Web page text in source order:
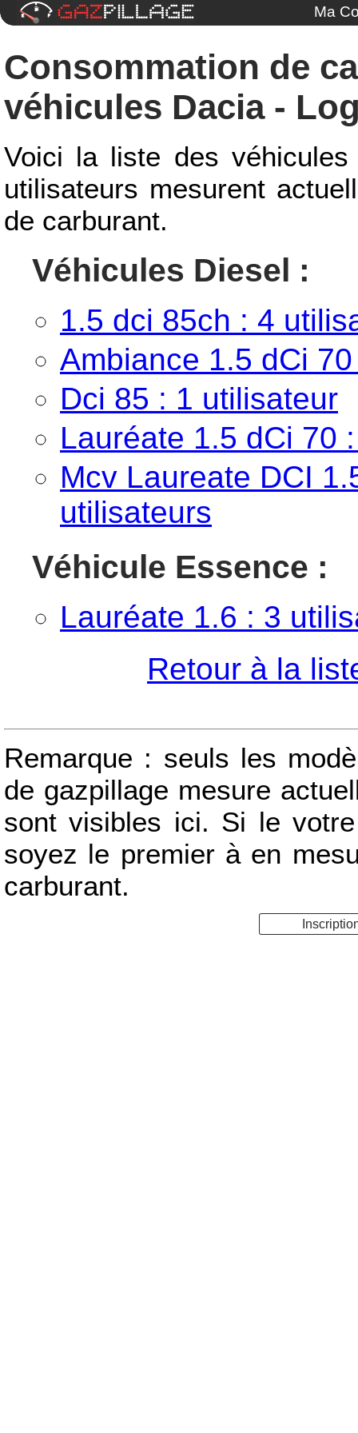
Ma
Consommation de
véhicules Dacia -
Voici la liste des
utilisateurs mesurent
de carburant.
Véhicules Diesel :
1.5 dci 85ch : 4
Ambiance 1.5 dCi
Dci 85 : 1 utilisateur
Lauréate 1.5 dCi 70
Mcv Laureate DCI
utilisateurs
Véhicule Essence :
Lauréate 1.6 : 3
Retour à la
Remarque : seuls les
de gazpillage mesure
sont visibles ici. Si le
soyez le premier à en
carburant.